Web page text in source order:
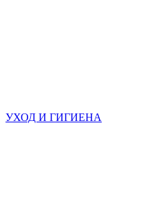
УХОД И ГИГИЕНА